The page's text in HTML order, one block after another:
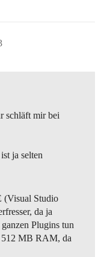
schläft mir bei
ja selten
(Visual Studio
da ja
Plugins tun
512 MB RAM, da